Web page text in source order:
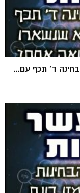
ד’ תכף עם...